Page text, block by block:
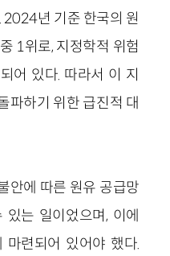
2024년 기준 한국의 원
1위로, 지정학적 위험
어 있다. 따라서 이 지
파하기 위한 급진적 대
안에 따른 원유 공급망
는 일이었으며, 이에
련되어 있어야 했다.